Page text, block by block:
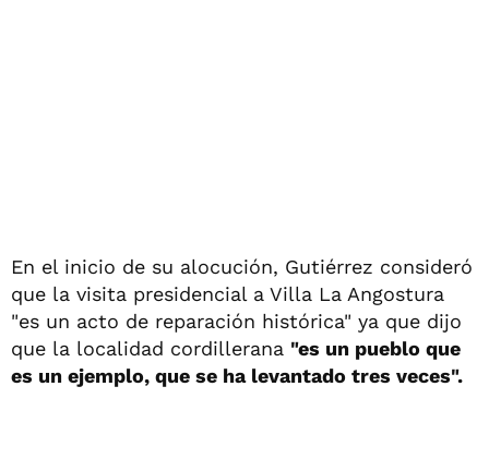
En el inicio de su alocución, Gutiérrez consideró
que la visita presidencial a Villa La Angostura
"es un acto de reparación histórica" ya que dijo
que la localidad cordillerana "es un pueblo que
es un ejemplo, que se ha levantado tres veces".